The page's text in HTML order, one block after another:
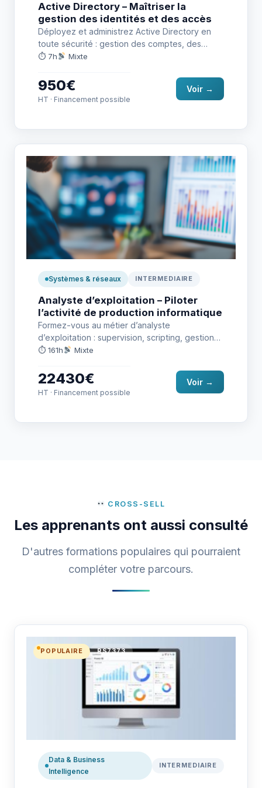
Active Directory – Maîtriser la
gestion des identités et des accès
Déployez et administrez Active Directory en
toute sécurité : gestion des comptes, des
stratégies, de la réplication et…
⏱ 7h Mixte
950€
HT · Financement possible
Voir →
Systèmes & réseaux INTERMEDIAIRE
Analyste d’exploitation – Piloter
l’activité de production informatique
Formez-vous au métier d’analyste
d’exploitation : supervision, scripting, gestion
des incidents, administration systèmes & base
⏱ 161h Mixte
22430€
HT · Financement possible
Voir →
CROSS-SELL
Les apprenants ont aussi consulté
D'autres formations populaires qui pourraient
compléter votre parcours.
POPULAIRE RS7373
Data & Business
Intelligence
INTERMEDIAIRE